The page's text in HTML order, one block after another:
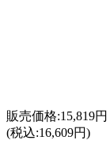
販売価格:15,819円
(税込:16,609円)